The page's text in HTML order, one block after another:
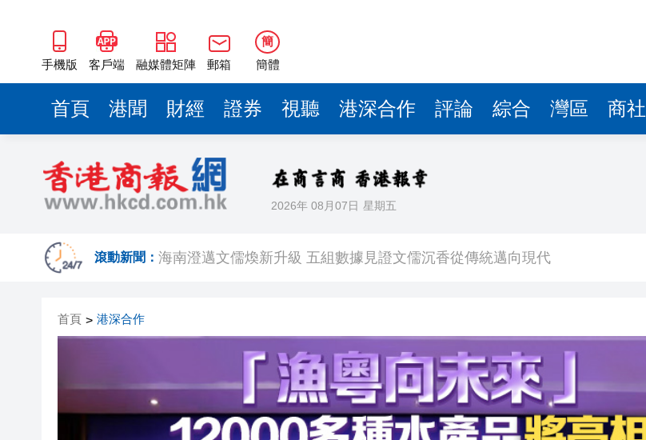
手機版 客戶端 融媒體矩陣 郵箱
簡
簡體
首頁 港聞 財經 證券 視聽 港深合作 評論 綜合 灣區 商社
2026年 08月07日 星期五
滾動新聞：
梁振英率港區全國政協委員考察團來瓊考察
2025年海南儋州以舊換新帶動消費約18億元
山東26戶省屬國企去年合計營收2.58萬億 利潤總額近936億
閩粵贛三地漢樂藝術家齊聚深圳，共奏客家文化傳承新篇章
黎智英案｜吳良好：依法公正處理黎智英求情 罪證如山豈能妄想輕判
海南澄邁文儒煥新升級 五組數據見證文儒沉香從傳統邁向現代
山東26戶省屬國企去年合計營收2.58萬億 利潤總額近936億
瀋陽鐵西校園閱讀活動解鎖閱讀新玩法
閩粵贛三地漢樂藝術家齊聚深圳，共奏客家文化傳承新篇章
首頁 > 港深合作